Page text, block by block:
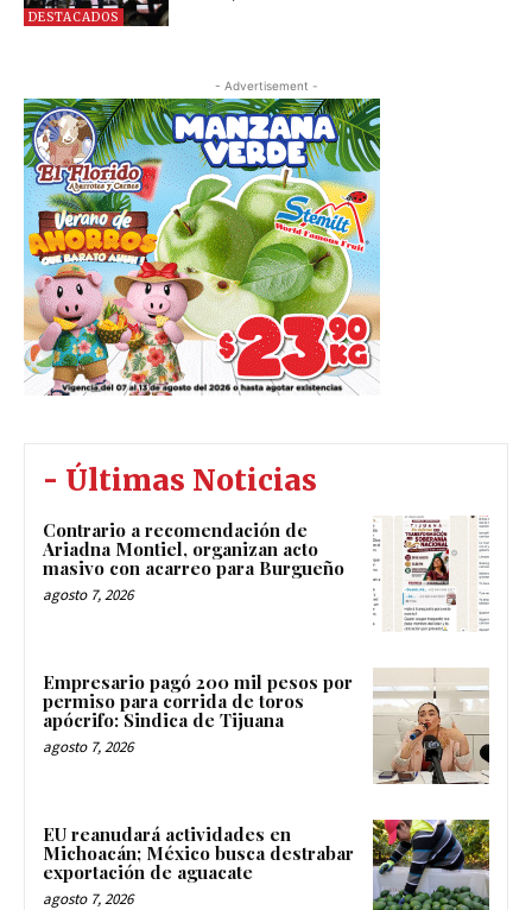
DESTACADOS
- Advertisement -
- Últimas Noticias
Contrario a recomendación de
Ariadna Montiel, organizan acto
masivo con acarreo para Burgueño
agosto 7, 2026
Empresario pagó 200 mil pesos por
permiso para corrida de toros
apócrifo: Sindica de Tijuana
agosto 7, 2026
EU reanudará actividades en
Michoacán; México busca destrabar
exportación de aguacate
agosto 7, 2026